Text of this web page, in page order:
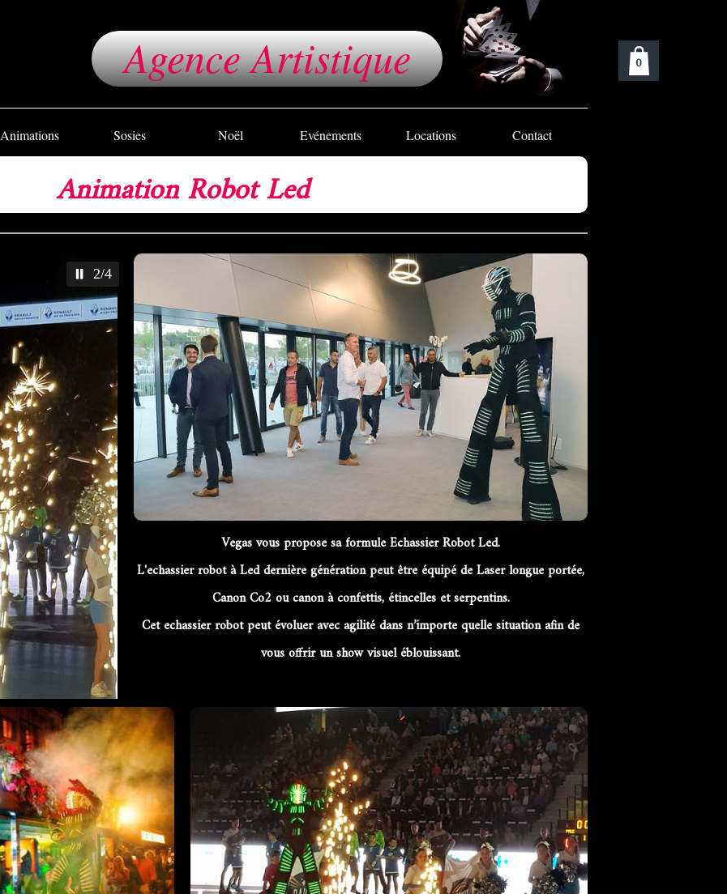
Agence Artistique
Animations Sosies Noël Evénements Locations Contact
Animation Robot Led
2/4
Vegas vous propose sa formule Echassier Robot Led.
L'echassier robot à Led dernière génération peut être équipé de Laser longue portée,
Canon Co2 ou canon à confettis, étincelles et serpentins.
Cet echassier robot peut évoluer avec agilité dans n’importe quelle situation afin de
vous offrir un show visuel éblouissant.
0